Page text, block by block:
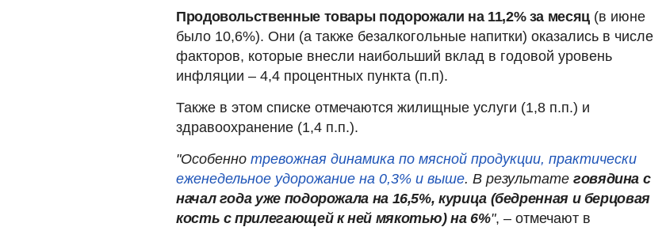
Продовольственные товары подорожали на 11,2% за месяц(в июне
было 10,6%). Они (а также безалкогольные напитки) оказались в числе
факторов, которые внесли наибольший вклад в годовой уровень
инфляции – 4,4 процентных пункта (п.п).
Также в этом списке отмечаются жилищные услуги (1,8 п.п.) и
здравоохранение (1,4 п.п.).
"Особенно тревожная динамика по мясной продукции, практически
еженедельное удорожание на 0,3% и выше. В результате говядина с
начал года уже подорожала на 16,5%, курица (бедренная и берцовая
кость с прилегающей к ней мякотью) на 6%", – отмечают в